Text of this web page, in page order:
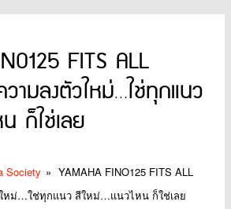
FITS ALL
ามลงตัวใหม่…ใช่ทุกแนว
ก็ใช่เลย
Society » YAMAHA FINO125 FITS ALL
หม่…ใช่ทุกแนว สีใหม่…แนวไหน ก็ใช่เลย